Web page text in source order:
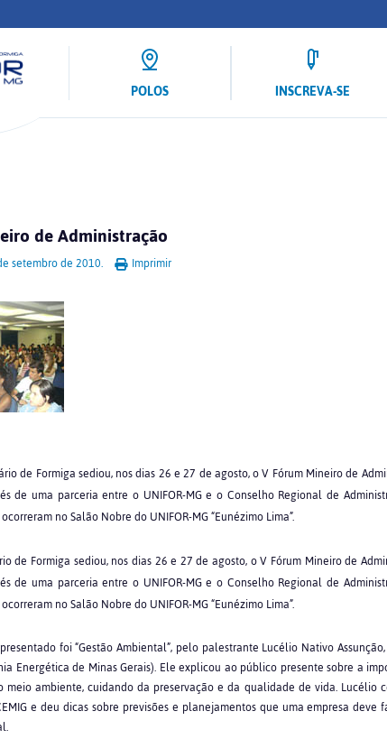
POLOS INSCREVA-SE
de Administração
setembro de 2010. Imprimir
de Formiga sediou, nos dias 26 e 27 de agosto, o V Fórum Mineiro de
de uma parceria entre o UNIFOR-MG e o Conselho Regional de
no Salão Nobre do UNIFOR-MG “Eunézimo Lima”.
de Formiga sediou, nos dias 26 e 27 de agosto, o V Fórum Mineiro de
de uma parceria entre o UNIFOR-MG e o Conselho Regional de
no Salão Nobre do UNIFOR-MG “Eunézimo Lima”.
foi “Gestão Ambiental”, pelo palestrante Lucélio Nativo
Energética de Minas Gerais). Ele explicou ao público presente sobre a
meio ambiente, cuidando da preservação e da qualidade de vida. Lucélio
e deu dicas sobre previsões e planejamentos que uma empresa deve